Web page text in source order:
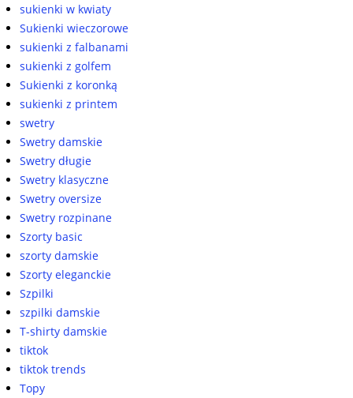
sukienki w kwiaty
Sukienki wieczorowe
sukienki z falbanami
sukienki z golfem
Sukienki z koronką
sukienki z printem
swetry
Swetry damskie
Swetry długie
Swetry klasyczne
Swetry oversize
Swetry rozpinane
Szorty basic
szorty damskie
Szorty eleganckie
Szpilki
szpilki damskie
T-shirty damskie
tiktok
tiktok trends
Topy